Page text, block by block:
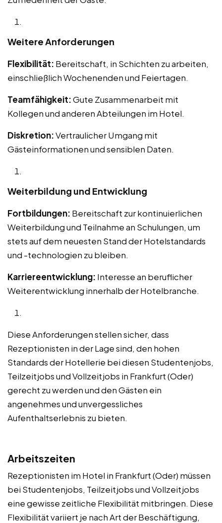
Weitere Anforderungen
Flexibilität: Bereitschaft, in Schichten zu arbeiten,
einschließlich Wochenenden und Feiertagen.
Teamfähigkeit:Gute Zusammenarbeit mit
Kollegen und anderen Abteilungen im Hotel.
Diskretion:Vertraulicher Umgang mit
Gästeinformationen und sensiblen Daten.
Weiterbildung und Entwicklung
Fortbildungen: Bereitschaft zur kontinuierlichen
Weiterbildung und Teilnahme an Schulungen, um
stets auf dem neuesten Stand der Hotelstandards
und -technologien zu bleiben.
Karriereentwicklung: Interesse an beruflicher
Weiterentwicklung innerhalb der Hotelbranche.
Diese Anforderungen stellen sicher, dass
Rezeptionisten in der Lage sind, den hohen
Standards der Hotellerie bei diesen Studentenjobs,
Teilzeitjobs und Vollzeitjobs in Frankfurt (Oder)
gerecht zu werden und den Gästen ein
angenehmes und unvergessliches
Aufenthaltserlebnis zu bieten.
Arbeitszeiten
Rezeptionisten im Hotel in Frankfurt (Oder) müssen
bei Studentenjobs, Teilzeitjobs und Vollzeitjobs
eine gewisse zeitliche Flexibilität mitbringen. Diese
Flexibilität variiert je nach Art der Beschäftigung,